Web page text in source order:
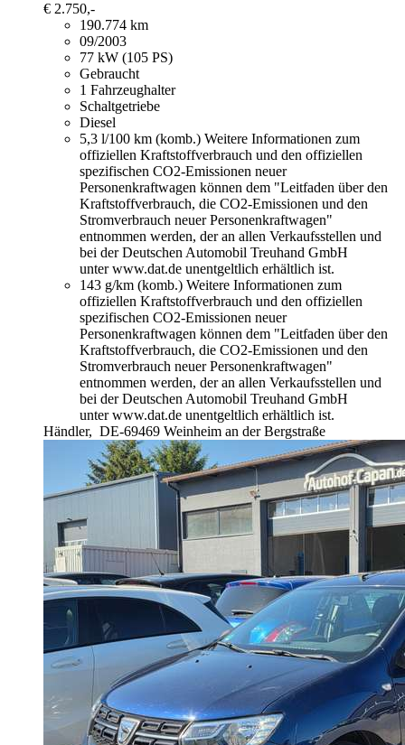
€ 2.750,-
190.774 km
09/2003
77 kW (105 PS)
Gebraucht
1 Fahrzeughalter
Schaltgetriebe
Diesel
5,3 l/100 km (komb.) Weitere Informationen zum
offiziellen Kraftstoffverbrauch und den offiziellen
spezifischen CO2-Emissionen neuer
Personenkraftwagen können dem "Leitfaden über den
Kraftstoffverbrauch, die CO2-Emissionen und den
Stromverbrauch neuer Personenkraftwagen"
entnommen werden, der an allen Verkaufsstellen und
bei der Deutschen Automobil Treuhand GmbH
unter www.dat.de unentgeltlich erhältlich ist.
143 g/km (komb.) Weitere Informationen zum
offiziellen Kraftstoffverbrauch und den offiziellen
spezifischen CO2-Emissionen neuer
Personenkraftwagen können dem "Leitfaden über den
Kraftstoffverbrauch, die CO2-Emissionen und den
Stromverbrauch neuer Personenkraftwagen"
entnommen werden, der an allen Verkaufsstellen und
bei der Deutschen Automobil Treuhand GmbH
unter www.dat.de unentgeltlich erhältlich ist.
Händler, DE-69469 Weinheim an der Bergstraße